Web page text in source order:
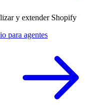
y extender Shopify
para agentes